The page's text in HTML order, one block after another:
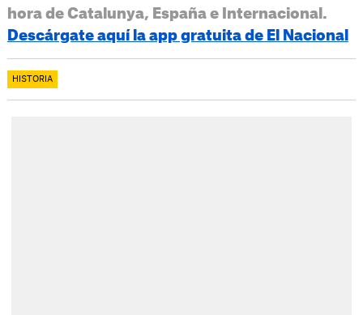
hora de Catalunya, España e Internacional.
Descárgate aquí la app gratuita de El Nacional
HISTORIA